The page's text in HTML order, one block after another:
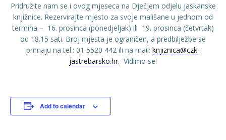
Pridružite nam se i ovog mjeseca na Dječjem odjelu jaskanske
knjižnice. Rezervirajte mjesto za svoje mališane u jednom od
termina – 16. prosinca (ponedjeljak) ili 19. prosinca (četvrtak)
od 18.15 sati. Broj mjesta je ograničen, a predbilježbe se
primaju na tel.: 01 5520 442 ili na mail: knjiznica@czk-
jastrebarsko.hr. Vidimo se!
Add to calendar